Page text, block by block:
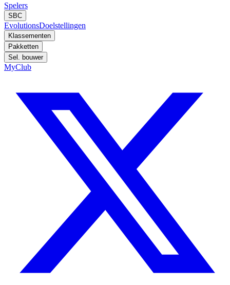
Spelers
SBC
EvolutionsDoelstellingen
Klassementen
Pakketten
Sel. bouwer
MyClub